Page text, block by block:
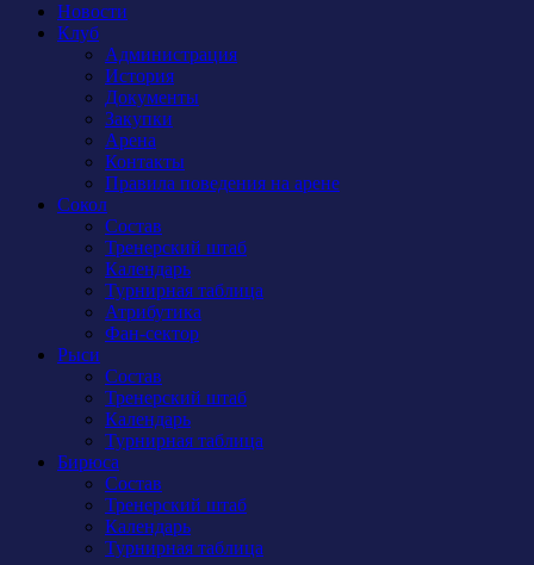
Новости
Клуб
Администрация
История
Документы
Закупки
Арена
Контакты
Правила поведения на арене
Сокол
Состав
Тренерский штаб
Календарь
Турнирная таблица
Атрибутика
Фан-сектор
Рыси
Состав
Тренерский штаб
Календарь
Турнирная таблица
Бирюса
Состав
Тренерский штаб
Календарь
Турнирная таблица